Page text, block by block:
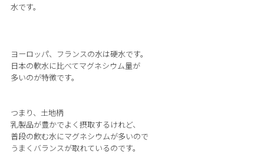
水です。
ヨーロッパ、フランスの水は硬水です。
日本の軟水に比べてマグネシウム量が
多いのが特徴です。
つまり、土地柄
乳製品が豊かでよく摂取するけれど、
普段の飲む水にマグネシウムが多いので
うまくバランスが取れているのです。